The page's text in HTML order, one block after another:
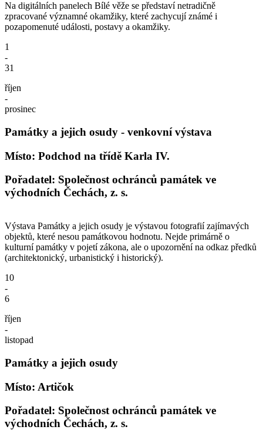
Na digitálních panelech Bílé věže se představí netradičně
zpracované významné okamžiky, které zachycují známé i
pozapomenuté události, postavy a okamžiky.
1
-
31
říjen
-
prosinec
Památky a jejich osudy - venkovní výstava
Místo: Podchod na třídě Karla IV.
Pořadatel: Společnost ochránců památek ve
východních Čechách, z. s.
Výstava Památky a jejich osudy je výstavou fotografií zajímavých
objektů, které nesou památkovou hodnotu. Nejde primárně o
kulturní památky v pojetí zákona, ale o upozornění na odkaz předků
(architektonický, urbanistický i historický).
10
-
6
říjen
-
listopad
Památky a jejich osudy
Místo: Artičok
Pořadatel: Společnost ochránců památek ve
východních Čechách, z. s.